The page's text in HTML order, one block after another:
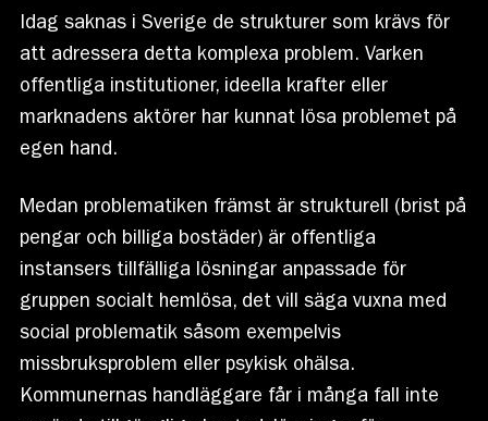
Idag saknas i Sverige de strukturer som krävs för
att adressera detta komplexa problem. Varken
offentliga institutioner, ideella krafter eller
marknadens aktörer har kunnat lösa problemet på
egen hand.
Medan problematiken främst är strukturell (brist på
pengar och billiga bostäder) är offentliga
instansers tillfälliga lösningar anpassade för
gruppen socialt hemlösa, det vill säga vuxna med
social problematik såsom exempelvis
missbruksproblem eller psykisk ohälsa.
Kommunernas handläggare får i många fall inte